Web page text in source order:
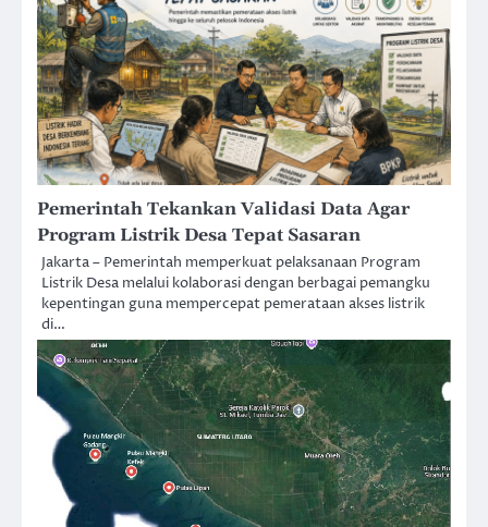
Pemerintah Tekankan Validasi Data Agar
Program Listrik Desa Tepat Sasaran
Jakarta – Pemerintah memperkuat pelaksanaan Program
Listrik Desa melalui kolaborasi dengan berbagai pemangku
kepentingan guna mempercepat pemerataan akses listrik
di…